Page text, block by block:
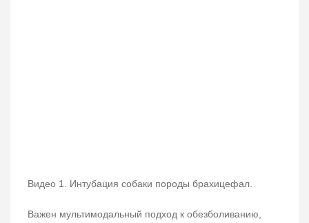
Видео 1. Интубация собаки породы брахицефал.
Важен мультимодальный подход к обезболиванию,